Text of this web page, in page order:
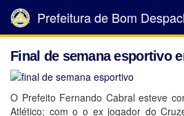
Prefeitura de Bom
Final de semana esportivo
O Prefeito Fernando Cabral esteve
Atlético; com o o ex jogador do